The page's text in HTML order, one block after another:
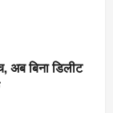
अब बिना डिलीट